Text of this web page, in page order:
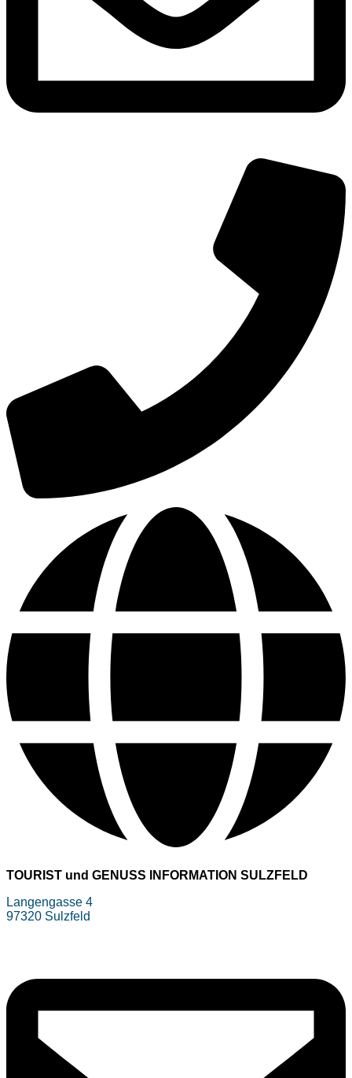
TOURIST und GENUSS INFORMATION SULZFELD
Langengasse 4
97320 Sulzfeld